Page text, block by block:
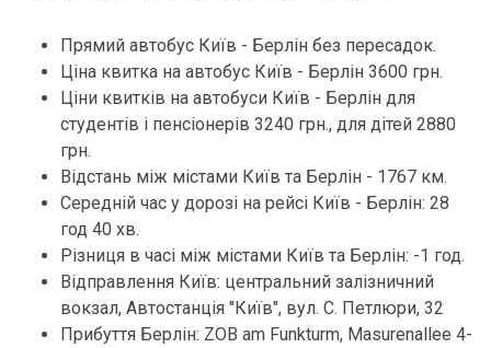
Прямий автобус Київ - Берлін без пересадок.
Ціна квитка на автобус Київ - Берлін 3600 грн.
Ціни квитків на автобуси Київ - Берлін для
студентів і пенсіонерів 3240 грн., для дітей 2880
грн.
Відстань між містами Київ та Берлін - 1767 км.
Середній час у дорозі на рейсі Київ - Берлін: 28
год 40 хв.
Різниця в часі між містами Київ та Берлін: -1 год.
Відправлення Київ: центральний залізничний
вокзал, Автостанція "Київ", вул. С. Петлюри, 32
Прибуття Берлін: ZOB am Funkturm, Masurenallee 4-